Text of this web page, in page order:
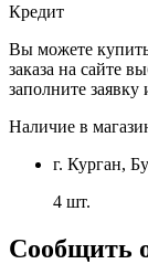
Кредит
Вы можете
заказа на сайте
заполните заявку
Наличие в
г. Курган,
4 шт.
Сообщить